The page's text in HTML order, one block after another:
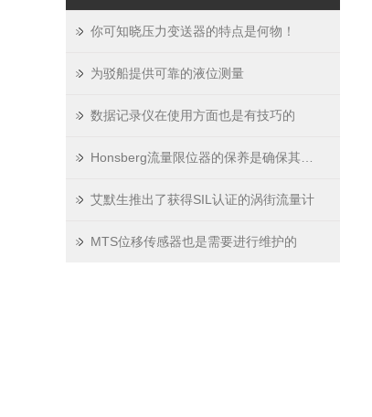
你可知晓压力变送器的特点是何物！
为驳船提供可靠的液位测量
数据记录仪在使用方面也是有技巧的
艾默生推出了获得SIL认证的涡街流量计
MTS位移传感器也是需要进行维护的